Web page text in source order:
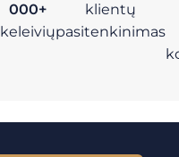
000+
keleivių
klientų
pasitenkinimas